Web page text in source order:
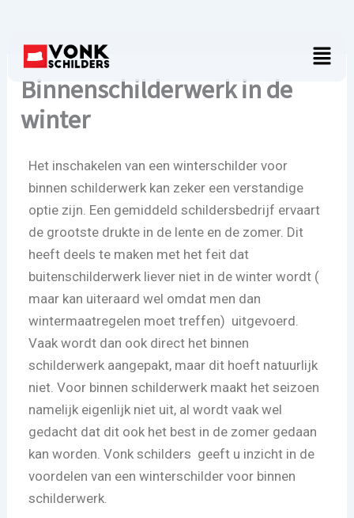
Menu
Binnenschilderwerk in de
winter
Het inschakelen van een winterschilder voor
binnen schilderwerk kan zeker een verstandige
optie zijn. Een gemiddeld schildersbedrijf ervaart
de grootste drukte in de lente en de zomer. Dit
heeft deels te maken met het feit dat
buitenschilderwerk liever niet in de winter wordt (
maar kan uiteraard wel omdat men dan
wintermaatregelen moet treffen) uitgevoerd.
Vaak wordt dan ook direct het binnen
schilderwerk aangepakt, maar dit hoeft natuurlijk
niet. Voor binnen schilderwerk maakt het seizoen
namelijk eigenlijk niet uit, al wordt vaak wel
gedacht dat dit ook het best in de zomer gedaan
kan worden.Vonk schilders geeft u inzicht in de
voordelen van een winterschilder voor binnen
schilderwerk.